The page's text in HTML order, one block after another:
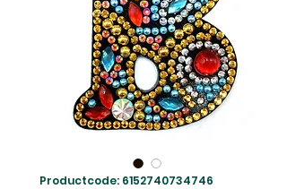
Productcode: 6152740734746